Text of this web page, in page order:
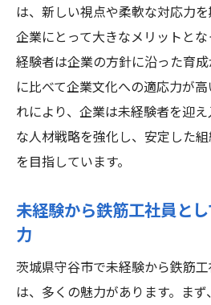
は、新しい視点や柔軟な対応力を
企業にとって大きなメリットと
経験者は企業の方針に沿った育
に比べて企業文化への適応力が
れにより、企業は未経験者を迎
な人材戦略を強化し、安定した
を目指しています。
未経験から鉄筋工社員と
力
茨城県守谷市で未経験から鉄筋
は、多くの魅力があります。ま